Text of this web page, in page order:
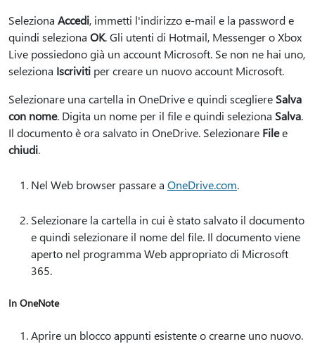
Seleziona Accedi, immetti l'indirizzo e-mail e la password e
quindi seleziona OK. Gli utenti di Hotmail, Messenger o Xbox
Live possiedono già un account Microsoft. Se non ne hai uno,
seleziona Iscriviti per creare un nuovo account Microsoft.
Selezionare una cartella in OneDrive e quindi scegliere Salva
con nome. Digita un nome per il file e quindi seleziona Salva.
Il documento è ora salvato in OneDrive. Selezionare Filee
chiudi.
Nel Web browser passare a OneDrive.com.
Selezionare la cartella in cui è stato salvato il documento
e quindi selezionare il nome del file. Il documento viene
aperto nel programma Web appropriato di Microsoft
365.
In OneNote
Aprire un blocco appunti esistente o crearne uno nuovo.